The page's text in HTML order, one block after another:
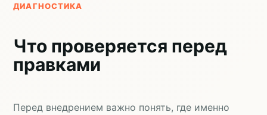
ДИАГНОСТИКА
Что проверяется перед
правками
Перед внедрением важно понять, где именно